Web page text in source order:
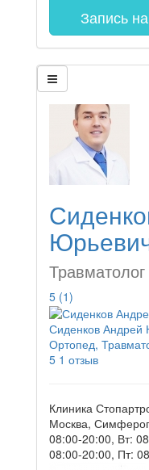
Запись
Травматолог
5 (1)
Сиденков Андрей
Ортопед,
5 1 отзыв
Клиника
Москва,
08:00-20:00, Вт:
08:00-20:00, Пт: